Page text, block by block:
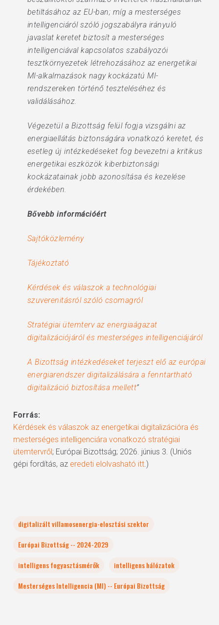
betiltásához az EU-ban; míg a mesterséges
intelligenciáról szóló jogszabályra irányuló
javaslat keretet biztosít a mesterséges
intelligenciával kapcsolatos szabályozói
tesztkörnyezetek létrehozásához az energetikai
MI-alkalmazások nagy kockázatú MI-
rendszereken történő teszteléséhez és
validálásához.
Végezetül a Bizottság felül fogja vizsgálni az
energiaellátás biztonságára vonatkozó keretet, és
esetleg új intézkedéseket fog bevezetni a kritikus
energetikai eszközök kiberbiztonsági
kockázatainak jobb azonosítása és kezelése
érdekében.
Bővebb információért
Sajtóközlemény
Tájékoztató
Kérdések és válaszok a technológiai
szuverenitásról szóló csomagról
Stratégiai ütemterv az energiaágazat
digitalizációjáról és mesterséges intelligenciájáról
A Bizottság intézkedéseket terjeszt elő az európai
energiarendszer digitalizálására a fenntartható
digitalizáció biztosítása mellett”
Forrás:
Kérdések és válaszok az energetikai digitalizációra és
mesterséges intelligenciára vonatkozó stratégiai
ütemtervről; Európai Bizottság; 2026. június 3. (Uniós
gépi fordítás, az eredeti elolvasható itt.)
digitalizált villamosenergia-elosztási szektor
Európai Bizottság -- 2024-2029
intelligens fogyasztásmérők
intelligens hálózatok
Mesterséges Intelligencia (MI) -- Európai Bizottság